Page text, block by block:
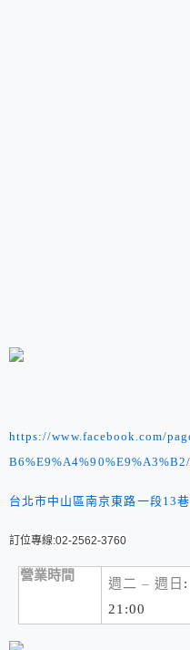
https://www.facebook.com/
台北市中山區南京東路一段13
訂位專線:02-2562-3760
營業時間
週二 – 週日 :
21:00